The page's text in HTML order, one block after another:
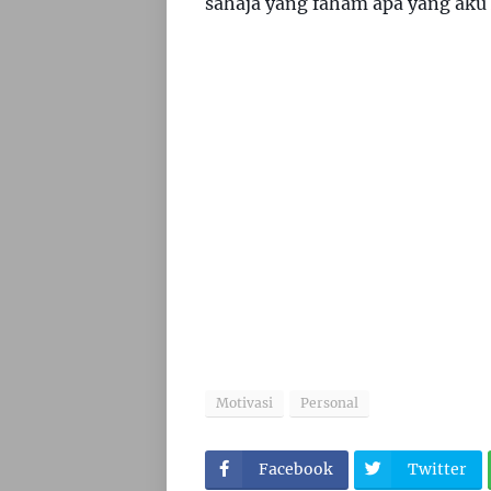
Motivasi Personal
Facebook Twitter